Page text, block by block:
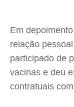
Em
relação
participado de
vacinas e deu
contratuais